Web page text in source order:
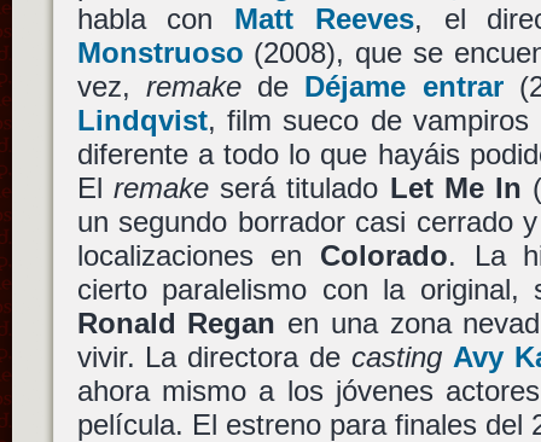
habla con Matt Reeves, el
Monstruoso (2008), que se
vez, remakede Déjame entrar
Lindqvist, film sueco de vampiros
diferente a todo lo que hayáis
El remakeserá titulado Let Me In
un segundo borrador casi cerrado
localizaciones en Colorado. La
cierto paralelismo con la
Ronald Regan en una zona
vivir. La directora decasting Avy
ahora mismo a los jóvenes
película. El estreno para finales del